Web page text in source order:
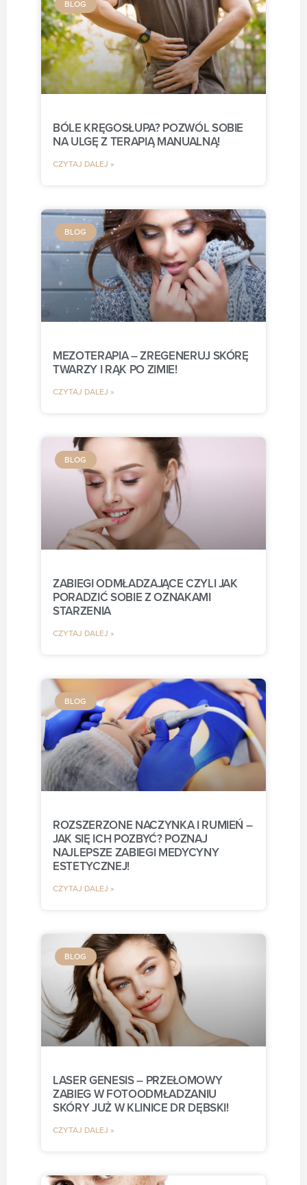
BLOG
BÓLE KRĘGOSŁUPA? POZWÓL SOBIE
NA ULGĘ Z TERAPIĄ MANUALNĄ!
CZYTAJ DALEJ »
BLOG
MEZOTERAPIA – ZREGENERUJ SKÓRĘ
TWARZY I RĄK PO ZIMIE!
CZYTAJ DALEJ »
BLOG
ZABIEGI ODMŁADZAJĄCE CZYLI JAK
PORADZIĆ SOBIE Z OZNAKAMI
STARZENIA
CZYTAJ DALEJ »
BLOG
ROZSZERZONE NACZYNKA I RUMIEŃ –
JAK SIĘ ICH POZBYĆ? POZNAJ
NAJLEPSZE ZABIEGI MEDYCYNY
ESTETYCZNEJ!
CZYTAJ DALEJ »
BLOG
LASER GENESIS – PRZEŁOMOWY
ZABIEG W FOTOODMŁADZANIU
SKÓRY JUŻ W KLINICE DR DĘBSKI!
CZYTAJ DALEJ »